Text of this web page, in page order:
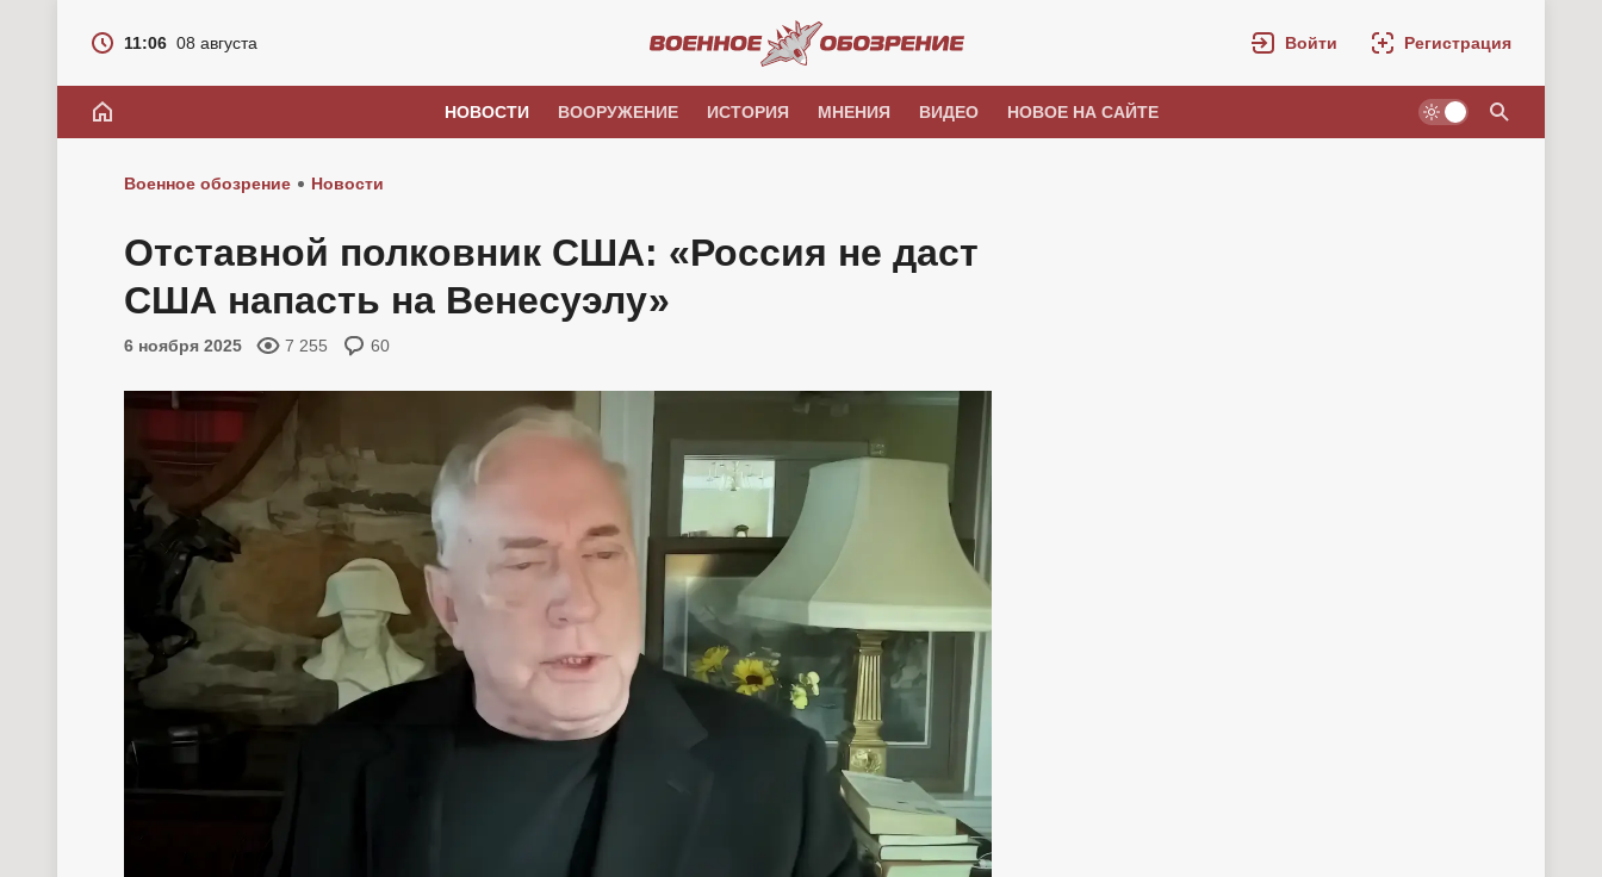
11:06 08 августа Войти Регистрация
НОВОСТИ ВООРУЖЕНИЕ ИСТОРИЯ МНЕНИЯ ВИДЕО НОВОЕ НА САЙТЕ
Военное обозрение Новости
Отставной полковник США: «Россия не даст
США напасть на Венесуэлу»
6 ноября 2025 7 255 60